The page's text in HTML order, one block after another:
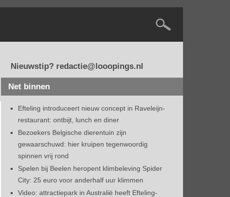
Nieuwstip? redactie@looopings.nl
Net binnen
Efteling introduceert nieuw concept in Raveleijn-
restaurant: ontbijt, lunch en diner
Bezoekers Belgische dierentuin zijn
gewaarschuwd: hier kruipen tegenwoordig
spinnen vrij rond
Spelen bij Beelen heropent klimbeleving Spider
City: 25 euro voor anderhalf uur klimmen
Video: attractiepark in Australië heeft Efteling-